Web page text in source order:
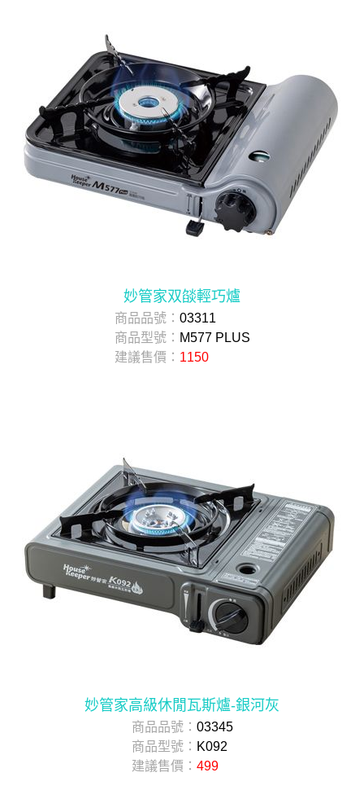
妙管家双燄輕巧爐
商品品號： 03311
商品型號： M577 PLUS
建議售價： 1150
妙管家高級休閒瓦斯爐-銀河灰
商品品號： 03345
商品型號： K092
建議售價： 499